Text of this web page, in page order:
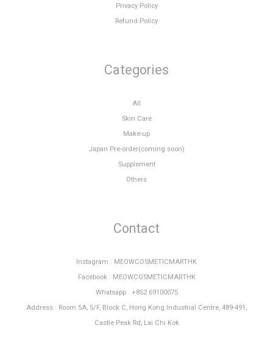
Privacy Policy
Refund Policy
Categories
All
Skin Care
Make-up
Japan Pre-order(coming soon)
Supplement
Others
Contact
Instagram : MEOWCOSMETICMARTHK
Facebook : MEOWCOSMETICMARTHK
Whatsapp : +852 69100075
Address : Room 5A, 5/F, Block C, Hong Kong Industrial Centre, 489-491,
Castle Peak Rd, Lai Chi Kok